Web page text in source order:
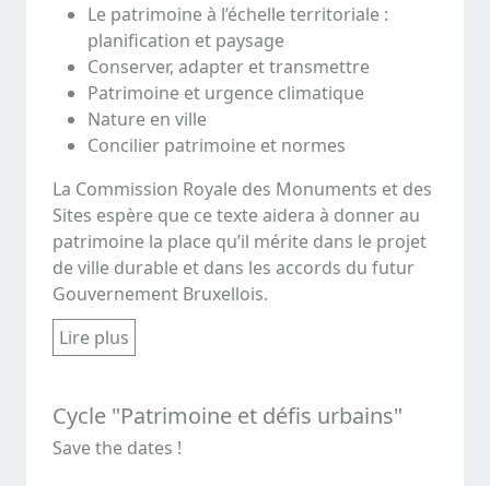
Le patrimoine à l’échelle territoriale :
planification et paysage
Conserver, adapter et transmettre
Patrimoine et urgence climatique
Nature en ville
Concilier patrimoine et normes
La Commission Royale des Monuments et des
Sites espère que ce texte aidera à donner au
patrimoine la place qu’il mérite dans le projet
de ville durable et dans les accords du futur
Gouvernement Bruxellois.
Lire plus
Cycle "Patrimoine et défis urbains"
Save the dates !